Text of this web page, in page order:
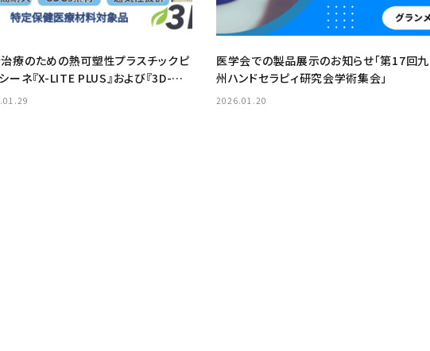
療のための熱可塑性プラスチックピ
ーネ『X-LITE PLUS』および『3D-
医学会での製品展示のお知らせ「第17回九
州ハンドセラピィ研究会学術集会」
2026.01.20